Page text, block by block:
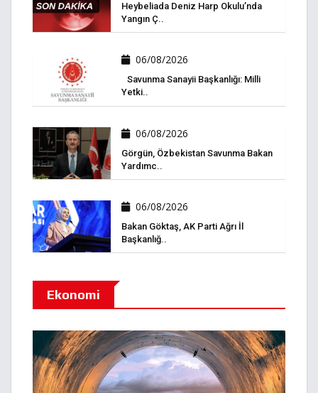
Heybeliada Deniz Harp Okulu’nda
Yangın Ç..
06/08/2026
Savunma Sanayii Başkanlığı: Milli
Yetki..
06/08/2026
Görgün, Özbekistan Savunma Bakan
Yardımc..
06/08/2026
Bakan Göktaş, AK Parti Ağrı İl
Başkanlığ..
Ekonomi